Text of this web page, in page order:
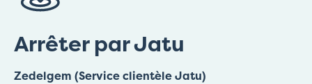
Arrêter par Jatu
Zedelgem (Service clientèle Jatu)